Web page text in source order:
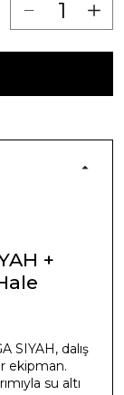
+
SIYAH, dalış
ekipman.
su altı